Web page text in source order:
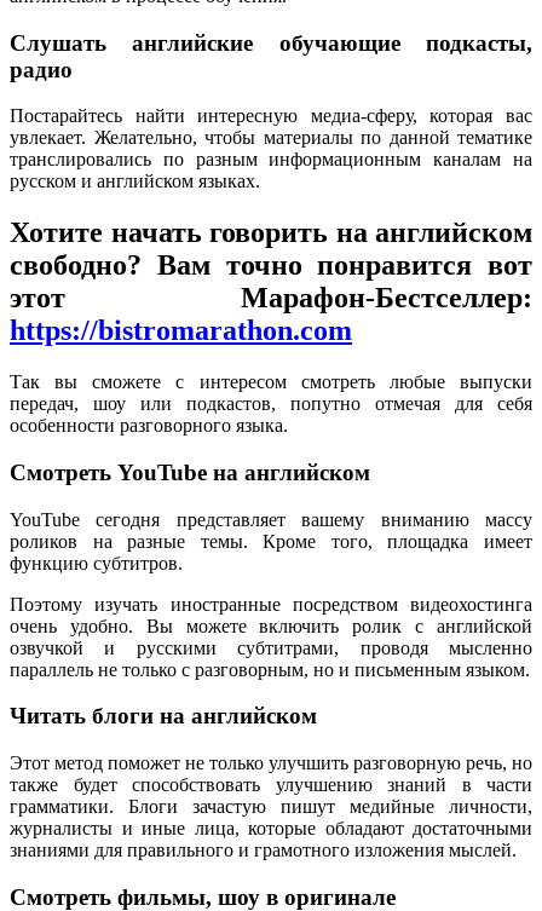
Слушать английские обучающие подкасты,
радио
Постарайтесь найти интересную медиа-сферу, которая вас
увлекает. Желательно, чтобы материалы по данной тематике
транслировались по разным информационным каналам на
русском и английском языках.
Хотите начать говорить на английском
свободно? Вам точно понравится вот
этот Марафон-Бестселлер:
https://bistromarathon.com
Так вы сможете с интересом смотреть любые выпуски
передач, шоу или подкастов, попутно отмечая для себя
особенности разговорного языка.
Смотреть YouTube на английском
YouTube сегодня представляет вашему вниманию массу
роликов на разные темы. Кроме того, площадка имеет
функцию субтитров.
Поэтому изучать иностранные посредством видеохостинга
очень удобно. Вы можете включить ролик с английской
озвучкой и русскими субтитрами, проводя мысленно
параллель не только с разговорным, но и письменным языком.
Читать блоги на английском
Этот метод поможет не только улучшить разговорную речь, но
также будет способствовать улучшению знаний в части
грамматики. Блоги зачастую пишут медийные личности,
журналисты и иные лица, которые обладают достаточными
знаниями для правильного и грамотного изложения мыслей.
Смотреть фильмы, шоу в оригинале